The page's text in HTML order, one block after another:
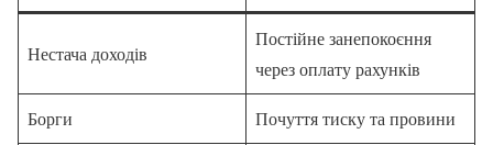
Нестача доходів
Постійне занепокоєння
через оплату рахунків
Борги Почуття тиску та провини